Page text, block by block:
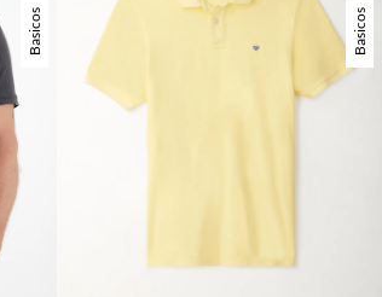
Basicos Basicos